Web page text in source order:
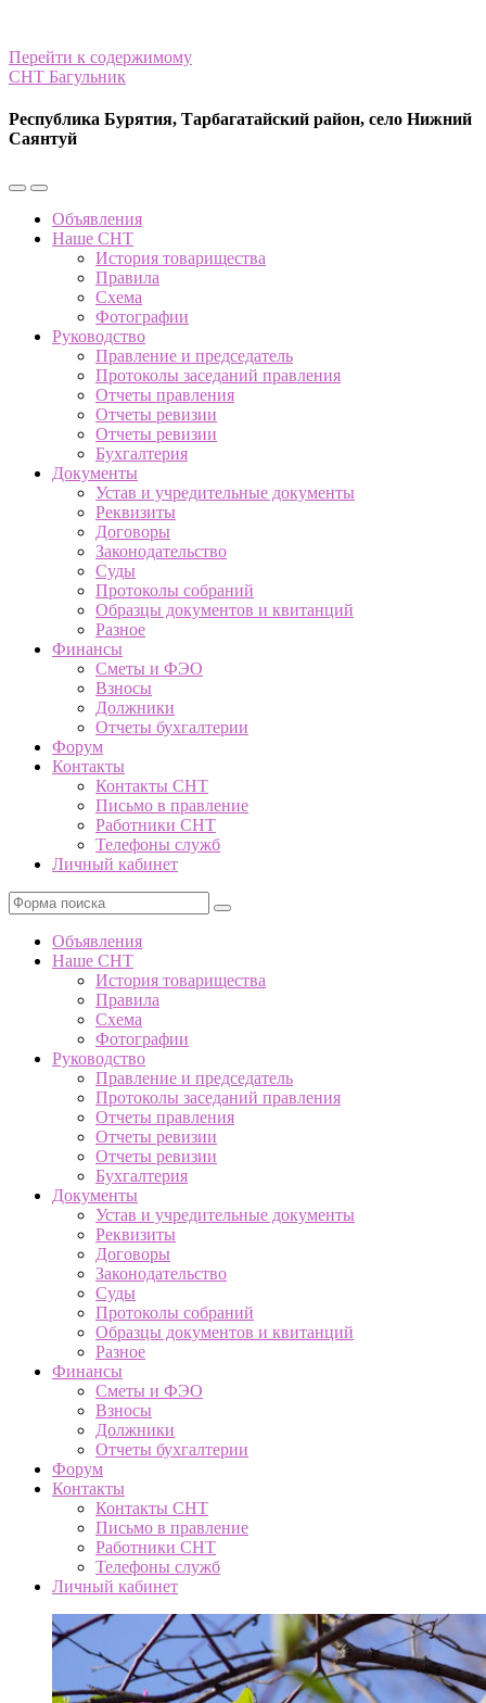
Перейти к содержимому
СНТ Багульник
Республика Бурятия, Тарбагатайский район, село Нижний
Саянтуй
Переключить
мобильное
меню
Переключить
поле
поиска
Объявления
Наше СНТ
История товарищества
Правила
Схема
Фотографии
Руководство
Правление и председатель
Протоколы заседаний правления
Отчеты правления
Отчеты ревизии
Отчеты ревизии
Бухгалтерия
Документы
Устав и учредительные документы
Реквизиты
Договоры
Законодательство
Суды
Протоколы собраний
Образцы документов и квитанций
Разное
Финансы
Сметы и ФЭО
Взносы
Должники
Отчеты бухгалтерии
Форум
Контакты
Контакты СНТ
Письмо в правление
Работники СНТ
Телефоны служб
Личный кабинет
Поиск
Объявления
Наше СНТ
История товарищества
Правила
Схема
Фотографии
Руководство
Правление и председатель
Протоколы заседаний правления
Отчеты правления
Отчеты ревизии
Отчеты ревизии
Бухгалтерия
Документы
Устав и учредительные документы
Реквизиты
Договоры
Законодательство
Суды
Протоколы собраний
Образцы документов и квитанций
Разное
Финансы
Сметы и ФЭО
Взносы
Должники
Отчеты бухгалтерии
Форум
Контакты
Контакты СНТ
Письмо в правление
Работники СНТ
Телефоны служб
Личный кабинет